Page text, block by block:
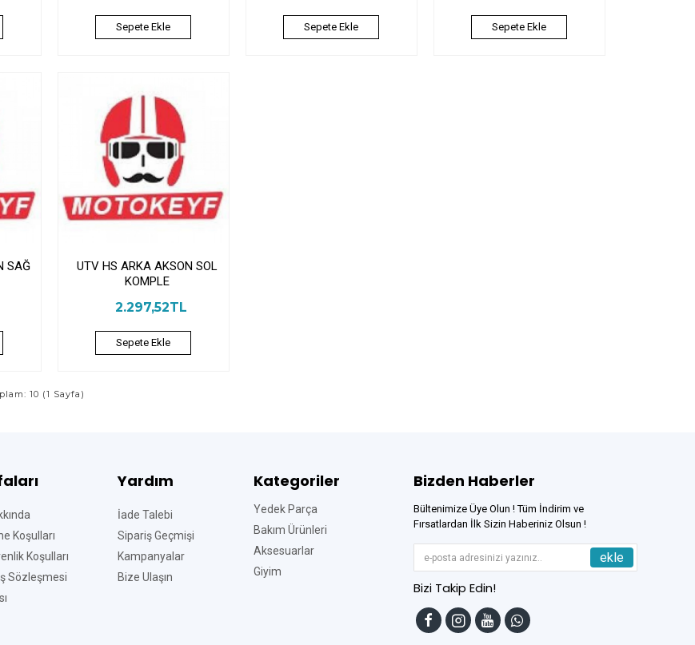
Sepete Ekle Sepete Ekle Sepete Ekle
SAĞ
UTV HS ARKA AKSON SOL
KOMPLE
2.297,52TL
Sepete Ekle
10 (1 Sayfa)
Koşulları
Koşulları
Sözleşmesi
Yardım
İade Talebi
Sipariş Geçmişi
Kampanyalar
Bize Ulaşın
Kategoriler
Yedek Parça
Bakım Ürünleri
Aksesuarlar
Giyim
Bizden Haberler
Bültenimize Üye Olun ! Tüm İndirim ve
Fırsatlardan İlk Sizin Haberiniz Olsun !
ekle
Bizi Takip Edin!